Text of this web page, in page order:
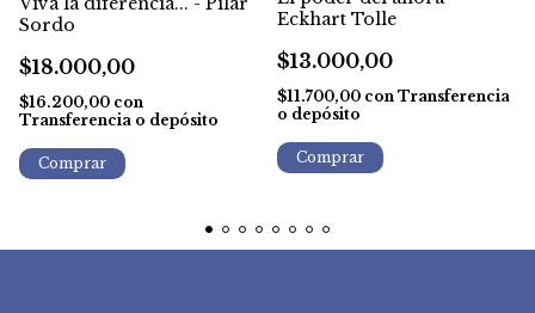
Sordo
$18.000,00
$16.200,00 con
Transferencia o depósito
Eckhart Tolle
$13.000,00
$11.700,00 con Transferencia
o depósito